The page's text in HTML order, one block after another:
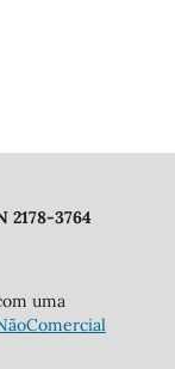
2178-3764
uma